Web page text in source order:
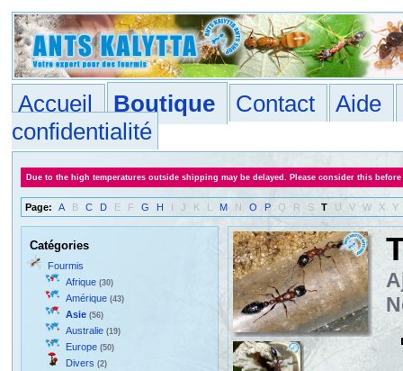
Accueil Boutique Contact Aide
confidentialité
Due to the high temperatures outside shipping may be delayed. Please consider this
Page: A B C D E F G H I J K L M N O P Q R S T U V W X Y
Catégories
Fourmis
Afrique (30)
Amérique (43)
Asie (56)
Australie (19)
Europe (50)
Divers (2)